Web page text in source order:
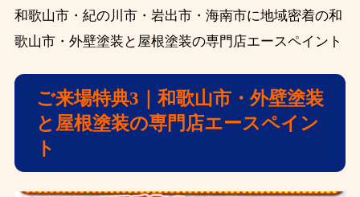
和歌山市・紀の川市・岩出市・海南市に地域密着の和
歌山市・外壁塗装と屋根塗装の専門店エースペイント
ご来場特典3｜和歌山市・外壁塗装
と屋根塗装の専門店エースペイン
ト